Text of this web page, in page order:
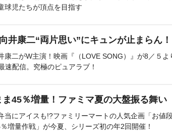
球児たちが頂点を目指す
井康二“両片思い”にキュンが止まらん！
康二がW主演！映画『（LOVE SONG）』が8／５よ
速配信。究極のピュアラブ！
ま45％増量！ファミマ夏の大盤振る舞い
当にアイスも!?ファミリーマートの人気企画「お値
増量作戦」が今夏、シリーズ初の年2回開催！